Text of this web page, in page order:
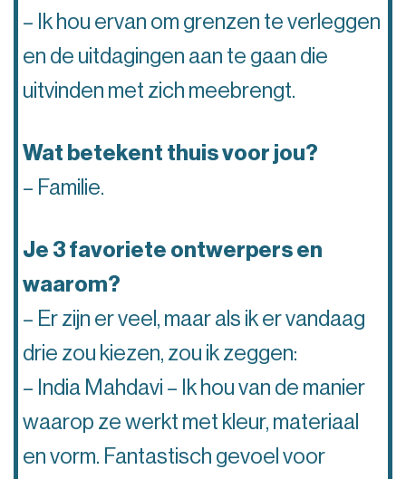
– Ik hou ervan om grenzen te verleggen
en de uitdagingen aan te gaan die
uitvinden met zich meebrengt.
Wat betekent thuis voor jou?
– Familie.
Je 3 favoriete ontwerpers en
waarom?
– Er zijn er veel, maar als ik er vandaag
drie zou kiezen, zou ik zeggen:
– India Mahdavi – Ik hou van de manier
waarop ze werkt met kleur, materiaal
en vorm. Fantastisch gevoel voor